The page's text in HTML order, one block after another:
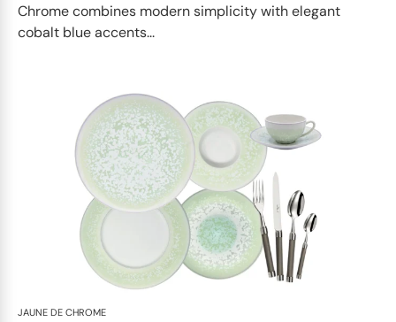
Chrome combines modern simplicity with elegant
cobalt blue accents...
JAUNE DE CHROME